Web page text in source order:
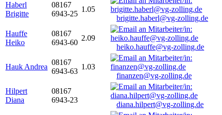
Haberl
Brigitte
08167
6943-25
1.05
brigitte.haberl@vg-zolling.de
Hauffe
Heiko
08167
6943-60
2.09
heiko.hauffe@vg-zolling.de
Hauk Andrea
08167
6943-63
1.03
finanzen@vg-zolling.de
Hilpert
Diana
08167
6943-23
diana.hilpert@vg-zolling.de